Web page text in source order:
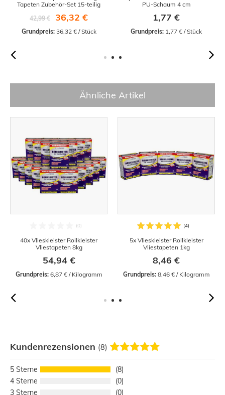
Tapeten Zubehör-Set 15-teilig
42,99 €
36,32 €
Grundpreis: 36,32 € / Stück
PU-Schaum 4 cm
1,77 €
Grundpreis: 1,77 € / Stück
Ähnliche Artikel
40x Vlieskleister Rollkleister
Vliestapeten 8kg
54,94 €
Grundpreis: 6,87 € / Kilogramm
5x Vlieskleister Rollkleister
Vliestapeten 1kg
8,46 €
Grundpreis: 8,46 € / Kilogramm
Kundenrezensionen (8)
5
8
4
0
3
0